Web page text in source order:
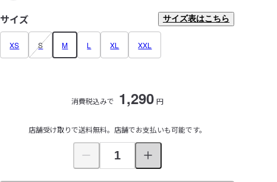
サイズ サイズ表はこちら
XS S M L XL XXL
消費税込みで 1,290 円
店舗受け取りで送料無料。店舗でお支払いも可能です。